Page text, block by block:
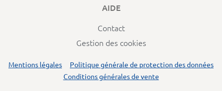
AIDE
Contact
Gestion des cookies
Mentions légales
Politique générale de protection des données
Conditions générales de vente